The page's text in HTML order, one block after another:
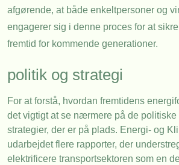
afgørende, at både enkeltpersoner og
engagerer sig i denne proces for at
fremtid for kommende generationer.
politik og strategi
For at forstå, hvordan fremtidens
det vigtigt at se nærmere på de politiske
strategier, der er på plads. Energi- og
udarbejdet flere rapporter, der
elektrificere transportsektoren som en